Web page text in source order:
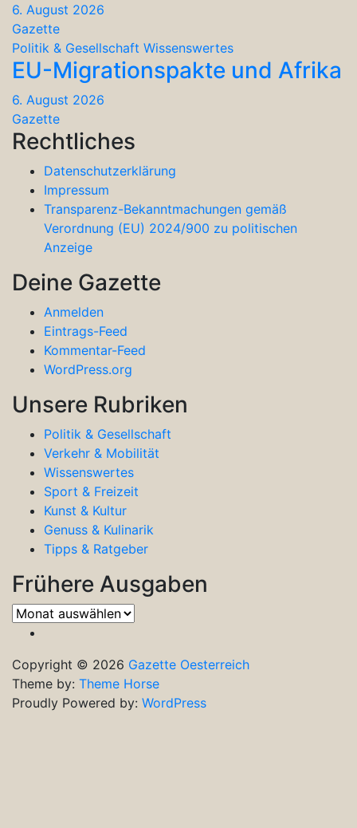
6. August 2026
Gazette
Politik & Gesellschaft Wissenswertes
EU-Migrationspakte und Afrika
6. August 2026
Gazette
Rechtliches
Datenschutzerklärung
Impressum
Transparenz-Bekanntmachungen gemäß
Verordnung (EU) 2024/900 zu politischen
Anzeige
Deine Gazette
Anmelden
Eintrags-Feed
Kommentar-Feed
WordPress.org
Unsere Rubriken
Politik & Gesellschaft
Verkehr & Mobilität
Wissenswertes
Sport & Freizeit
Kunst & Kultur
Genuss & Kulinarik
Tipps & Ratgeber
Frühere Ausgaben
Frühere
Ausgaben
Copyright © 2026 Gazette Oesterreich
Theme by: Theme Horse
Proudly Powered by: WordPress